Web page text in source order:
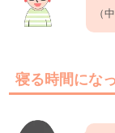
（
寝る時間にな